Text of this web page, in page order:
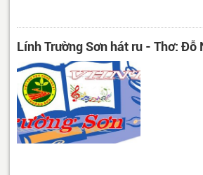
Lính Trường Sơn hát ru - Thơ: Đỗ